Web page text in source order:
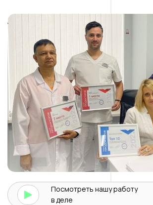
Посмотреть нашуработу
в деле